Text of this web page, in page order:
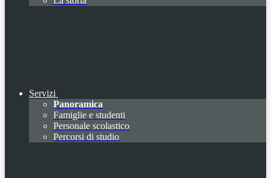
Servizi
Panoramica
Famiglie e studenti
Personale scolastico
Percorsi di studio